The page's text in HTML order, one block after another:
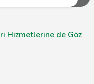
Hizmetlerine de Göz